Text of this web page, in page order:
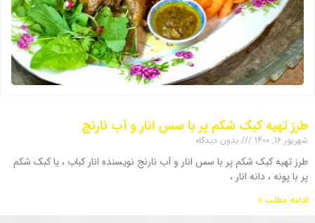
طرز تهیه کبک شکم پر با سس انار و آب نارنج
شهریور 16, 1400 بدون دیدگاه
طرز تهیه کبک شکم پر با سس انار و آب نارنج نویسنده انار کباب ، یا کبک شکم
پر با پونه ، دانه انار ،
ادامه مطلب »